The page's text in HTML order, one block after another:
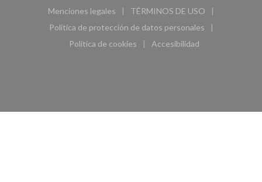
Menciones legales
((abre en una nueva ventana))
TÉRMINOS DE USO
((abre en una nueva
Política de protección de datos personales
((abre en una nueva ventana))
Política de cookies
((abre en una nueva ventana))
Accesibilidad